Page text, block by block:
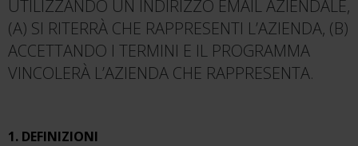
UTILIZZANDO UN INDIRIZZO EMAIL AZIENDALE,
(A) SI RITERRÀ CHE RAPPRESENTI L’AZIENDA, (B)
ACCETTANDO I TERMINI E IL PROGRAMMA
VINCOLERÀ L’AZIENDA CHE RAPPRESENTA.
1. DEFINIZIONI